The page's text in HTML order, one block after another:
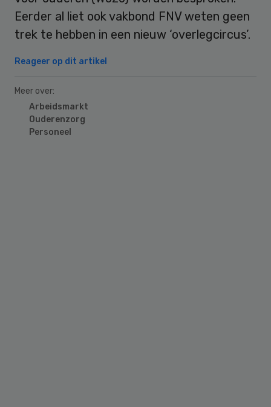
Eerder al liet ook vakbond FNV weten geen
trek te hebben in een nieuw ‘overlegcircus’.
Reageer op dit artikel
Meer over:
Arbeidsmarkt
Ouderenzorg
Personeel